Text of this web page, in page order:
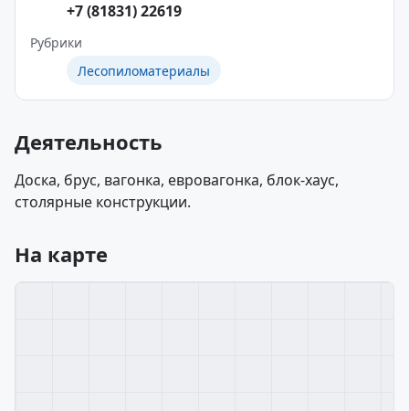
+7 (81831) 22619
Рубрики
Лесопиломатериалы
Деятельность
Доска, брус, вагонка, евровагонка, блок-хаус,
столярные конструкции.
На карте